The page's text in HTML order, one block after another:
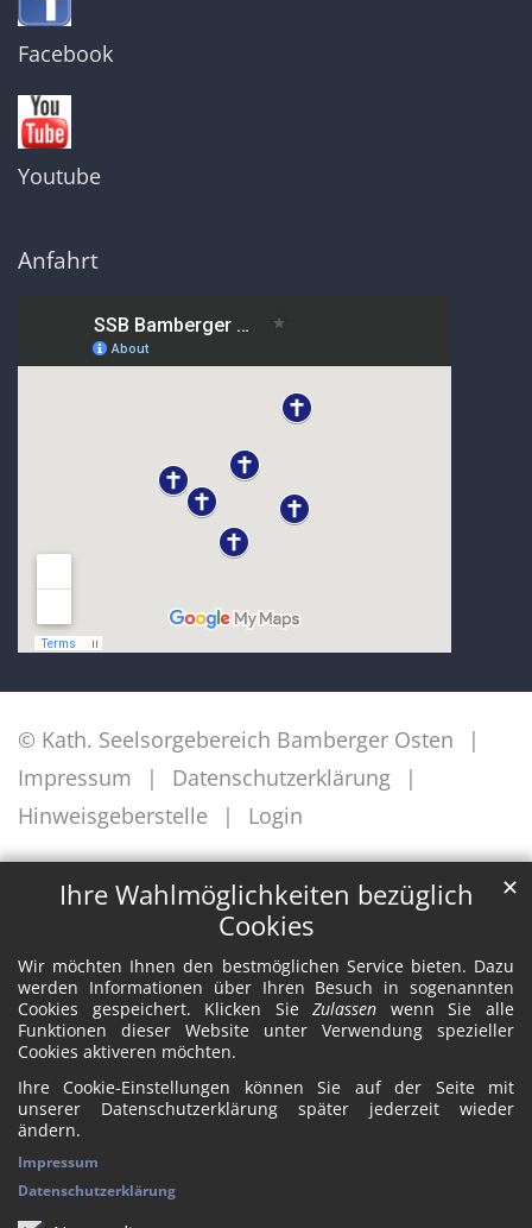
Ihre Wahlmöglichkeiten bezüglich
Cookies
Wir möchten Ihnen den bestmöglichen Service bieten. Dazu
werden Informationen über Ihren Besuch in sogenannten
Cookies gespeichert. Klicken SieZulassen wenn Sie alle
Funktionen dieser Website unter Verwendung spezieller
Cookies aktiveren möchten.
Ihre Cookie-Einstellungen können Sie auf der Seite mit
unserer Datenschutzerklärung später jederzeit wieder
ändern.
✕
Impressum
Datenschutzerklärung
Facebook
Youtube
Anfahrt
© Kath. Seelsorgebereich Bamberger Osten
Impressum
Datenschutzerklärung
Hinweisgeberstelle
Login